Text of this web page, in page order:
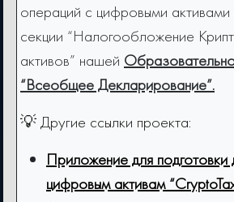
операций с цифровыми
секции “Налогообложение
активов” нашей
“Всеобщее Декларирование”.
💡 Другие ссылки проекта:
Приложение для подготовки
цифровым активам